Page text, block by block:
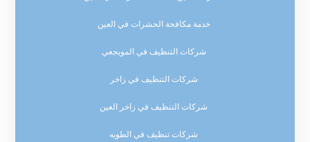
خدمة مكافحة الحشرات في العين
شركات التنظيف في المويجعي
شركات التنظيف في زاخر
شركات التنظيف في زاخر العين
شركات تنظيف في الطويه